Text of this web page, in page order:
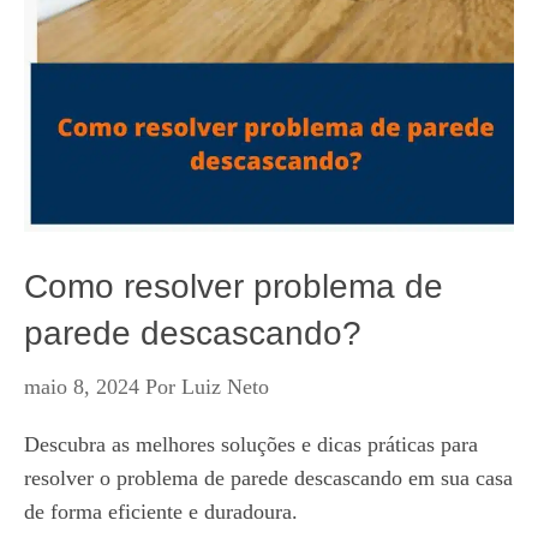
Como resolver problema de
parede descascando?
maio 8, 2024 Por Luiz Neto
Descubra as melhores soluções e dicas práticas para
resolver o problema de parede descascando em sua casa
de forma eficiente e duradoura.